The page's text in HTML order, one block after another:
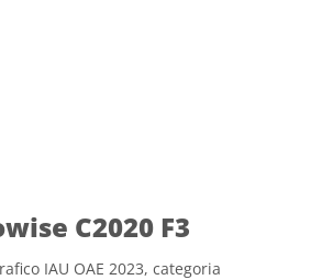
C2020 F3
IAU OAE 2023, categoria